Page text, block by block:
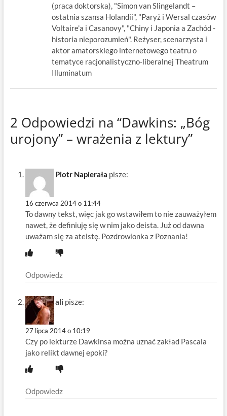
(praca doktorska), "Simon van Slingelandt –
ostatnia szansa Holandii", "Paryż i Wersal czasów
Voltaire'a i Casanovy", "Chiny i Japonia a Zachód -
historia nieporozumień". Reżyser, scenarzysta i
aktor amatorskiego internetowego teatru o
tematyce racjonalistyczno-liberalnej Theatrum
Illuminatum
2 Odpowiedzi na “Dawkins: „Bóg
urojony” – wrażenia z lektury”
Piotr Napierała pisze:
16 czerwca 2014 o 11:44
To dawny tekst, więc jak go wstawiłem to nie zauważyłem
nawet, że definiuję się w nim jako deista. Już od dawna
uważam się za ateistę. Pozdrowionka z Poznania!
Odpowiedz
ali pisze:
27 lipca 2014 o 10:19
Czy po lekturze Dawkinsa można uznać zakład Pascala
jako relikt dawnej epoki?
Odpowiedz